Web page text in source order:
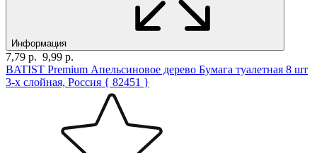
Информация
7,79 р. 9,99 р.
BATIST Premium Апельсиновое дерево Бумага туалетная 8 шт
3-х слойная, Россия { 82451 }